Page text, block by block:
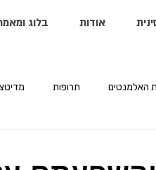
אודות בלוג
האלמנטים תרופות